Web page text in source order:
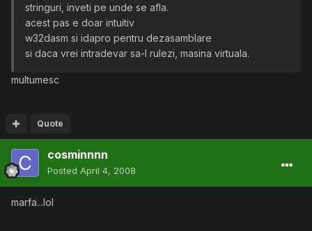
stringuri, inveti pe unde se afla.
acest pas e doar intuitiv
w32dasm si idapro pentru dezasamblare
si daca vrei intradevar sa-l rulezi, masina virtuala.
multumesc
Quote
cosminnnn
Posted April 4, 2008
marfa...lol